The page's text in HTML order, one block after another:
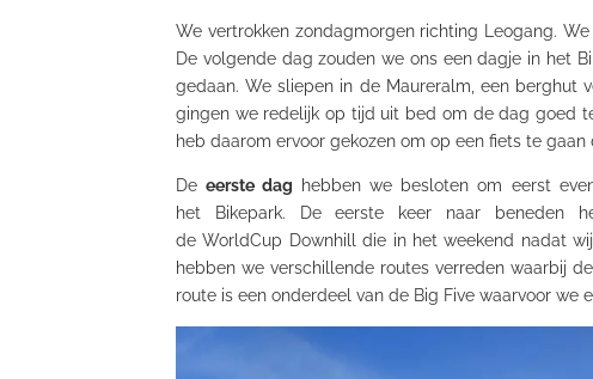
We vertrokken zondagmorgen richting Leogang.
De volgende dag zouden we ons een dagje in het
gedaan. We sliepen in de Maureralm, een berghut
gingen we redelijk op tijd uit bed om de dag goed
heb daarom ervoor gekozen om op een fiets te
Deeerste dag hebben we besloten om eerst
het Bikepark. De eerste keer naar beneden
de WorldCup Downhill die in het weekend nadat
hebben we verschillende routes verreden waarbij
route is een onderdeel van de Big Five waarvoor we